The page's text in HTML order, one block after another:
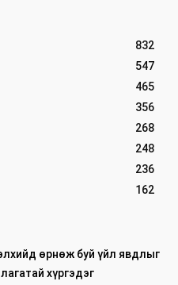
832
547
465
356
268
248
236
162
өрнөж буй үйл явдлыг
хүргэдэг